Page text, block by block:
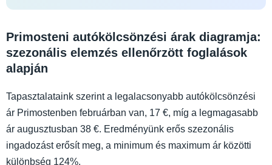
Primosteni autókölcsönzési árak diagramja:
szezonális elemzés ellenőrzött foglalások
alapján
Tapasztalataink szerint a legalacsonyabb autókölcsönzési
ár Primostenben februárban van, 17 €, míg a legmagasabb
ár augusztusban 38 €. Eredményünk erős szezonális
ingadozást erősít meg, a minimum és maximum ár közötti
különbség 124%.